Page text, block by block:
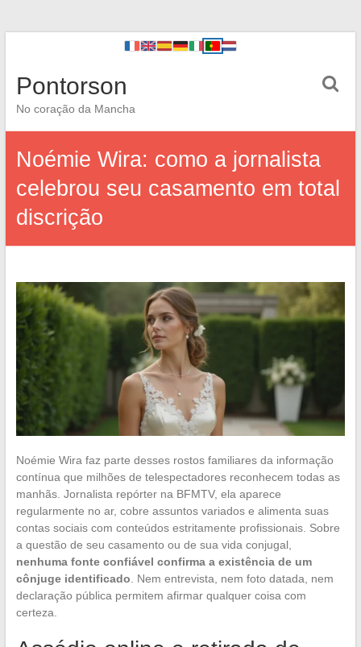
Pontorson
No coração da Mancha
Noémie Wira: como a jornalista
celebrou seu casamento em total
discrição
Noémie Wira faz parte desses rostos familiares da informação
contínua que milhões de telespectadores reconhecem todas as
manhãs. Jornalista repórter na BFMTV, ela aparece
regularmente no ar, cobre assuntos variados e alimenta suas
contas sociais com conteúdos estritamente profissionais. Sobre
a questão de seu casamento ou de sua vida conjugal,
nenhuma fonte confiável confirma a existência de um
cônjuge identificado . Nem entrevista, nem foto datada, nem
declaração pública permitem afirmar qualquer coisa com
certeza.